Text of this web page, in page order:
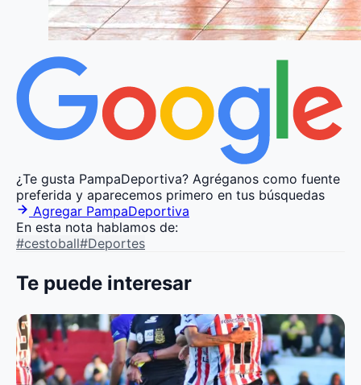
¿Te gusta PampaDeportiva? Agréganos como fuente
preferida y aparecemos primero en tus búsquedas
Agregar PampaDeportiva
En esta nota hablamos de:
#cestoball#Deportes
Te puede interesar